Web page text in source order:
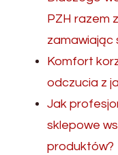
PZH razem
zamawiając
Komfort
odczucia z
Jak
sklepowe
produktów?